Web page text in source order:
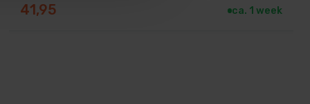
41,95 ca. 1 week